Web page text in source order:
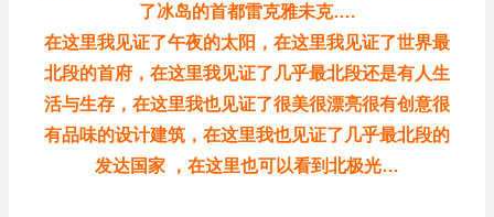
了冰岛的首都雷克雅未克….
在这里我见证了午夜的太阳，在这里我见证了世界最
北段的首府，在这里我见证了几乎最北段还是有人生
活与生存，在这里我也见证了很美很漂亮很有创意很
有品味的设计建筑，在这里我也见证了几乎最北段的
发达国家 ，在这里也可以看到北极光…